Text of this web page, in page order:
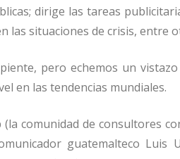
blicas; dirige las tareas
las situaciones de crisis, entre
pero echemos un
en las tendencias mundiales.
comunidad de consultores
guatemalteco Luis